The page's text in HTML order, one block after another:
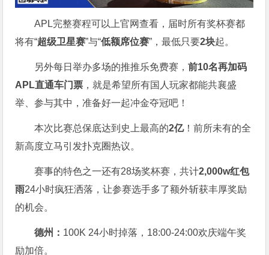
APL完整赛程可以上官网查看，届时所有奖杯赛都
将有“超级卫星赛”与“低额席位赛”，最低只要2块起。
另外每日举办多场的推推乐免费赛，前10名再加码
APL直通车门票 ，就是希望所有国人玩家都能共襄盛
举、参与其中，准备好一起冲金夺冠吧！
本次比赛总保底达到史上最高的2亿！前所未有的全
新高度立马引发扑克圈热议。
赛事的特色之一还有28场奖杯赛，共计2,000w红包
雨24小时疯狂洒落，让参赛选手多了额外斩获丰厚奖励
的机会。
德州： 100K 24小时掉落， 18:00-24:00欢庆端午奖
励加倍。